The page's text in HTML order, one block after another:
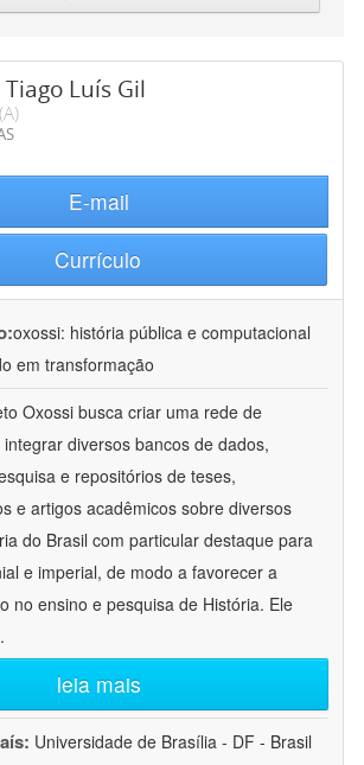
Tiago Luís Gil
E-mail
Currículo
oxossi: história pública e computacional
em transformação
Oxossi busca criar uma rede de
diversos bancos de dados,
e repositórios de teses,
e artigos acadêmicos sobre diversos
do Brasil com particular destaque para
e imperial, de modo a favorecer a
no ensino e pesquisa de História. Ele
leia mais
Universidade de Brasília - DF - Brasil